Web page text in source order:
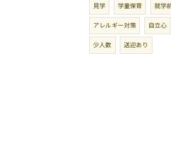
見学
学童保育
就学
アレルギー対策
自立心
少人数
送迎あり